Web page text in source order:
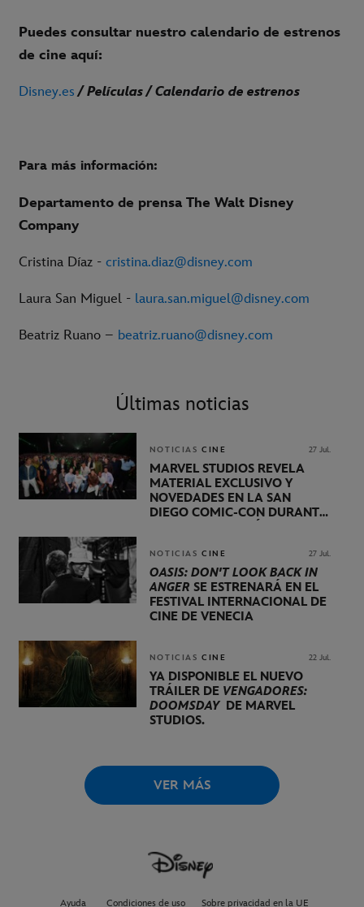
Puedes consultar nuestro calendario de estrenos
de cine aquí:
Disney.es / Películas / Calendario de estrenos
Para más información:
Departamento de prensa The Walt Disney
Company
Cristina Díaz - cristina.diaz@disney.com
Laura San Miguel - laura.san.miguel@disney.com
Beatriz Ruano – beatriz.ruano@disney.com
Últimas noticias
NOTICIAS CINE 27 Jul.
MARVEL STUDIOS REVELA
MATERIAL EXCLUSIVO Y
NOVEDADES EN LA SAN
DIEGO COMIC-CON DURANTE
NOTICIAS CINE 27 Jul.
OASIS: DON'T LOOK BACK IN
ANGER SE ESTRENARÁ EN EL
FESTIVAL INTERNACIONAL DE
CINE DE VENECIA
NOTICIAS CINE 22 Jul.
YA DISPONIBLE EL NUEVO
TRÁILER DE VENGADORES:
DOOMSDAYDE MARVEL
STUDIOS.
VER MÁS
Ayuda Condiciones de uso Sobre privacidad en la UE